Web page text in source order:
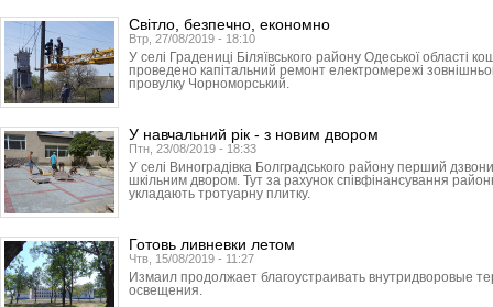
Світло, безпечно, економно
Втр, 27/08/2019 - 18:10
У селі Градениці Біляївського району Одеської області
проведено капітальний ремонт електромережі
провулку Чорноморський.
У навчальний рік - з новим двором
Птн, 23/08/2019 - 18:33
У селі Виноградівка Болградського району перший
шкільним двором. Тут за рахунок співфінансування
укладають тротуарну плитку.
Готовь ливневки летом
Чтв, 15/08/2019 - 11:27
Измаил продолжает благоустраивать внутридворовые
освещения.